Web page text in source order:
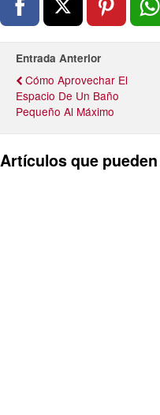
Entrada Anterior
Cómo Aprovechar El
Espacio De Un Baño
Pequeño Al Máximo
Artículos que